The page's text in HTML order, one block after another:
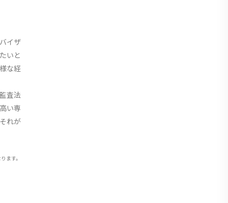
イザ
いと
な経
査法
い専
れが
ます。